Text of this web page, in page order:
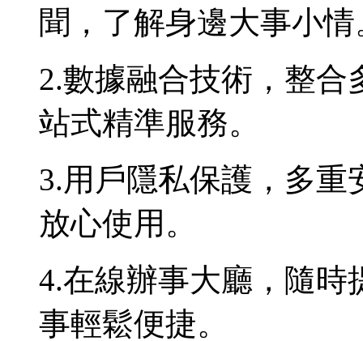
聞，了解身邊大事小情
2.數據融合技術，整
站式精準服務。
3.用戶隱私保護，多
放心使用。
4.在線辦事大廳，隨時
事輕鬆便捷。